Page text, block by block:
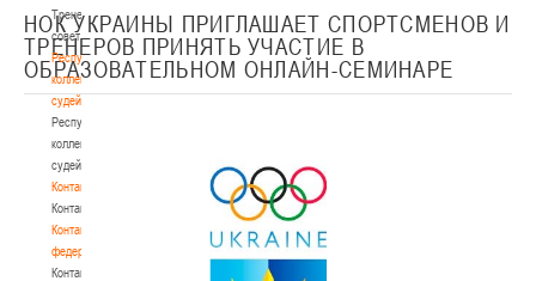
Тренерский
совет
Республиканская
коллегия
судей
Республиканская
коллегия
судей
Контакты
Контакты
Контакты
федерации
Контакты
НОК УКРАИНЫ ПРИГЛАШАЕТ СПОРТСМЕНОВ И
ТРЕНЕРОВ ПРИНЯТЬ УЧАСТИЕ В
ОБРАЗОВАТЕЛЬНОМ ОНЛАЙН-СЕМИНАРЕ